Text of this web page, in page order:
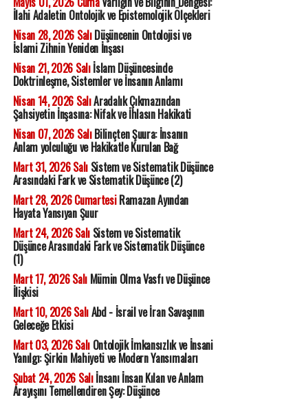
İlahi Adaletin Ontolojik ve Epistemolojik Ölçekleri
Nisan 28, 2026 SalıDüşüncenin Ontolojisi ve
İslami Zihnin Yeniden İnşası
Nisan 21, 2026 Salıİslam Düşüncesinde
Doktrinleşme, Sistemler ve İnsanın Anlamı
Nisan 14, 2026 SalıAradalık Çıkmazından
Şahsiyetin İnşasına: Nifak ve İhlasın Hakikati
Nisan 07, 2026 SalıBilinçten Şuura: İnsanın
Anlam yolculuğu ve Hakikatle Kurulan Bağ
Mart 31, 2026 SalıSistem ve Sistematik Düşünce
Arasındaki Fark ve Sistematik Düşünce (2)
Mart 28, 2026 CumartesiRamazan Ayından
Hayata Yansıyan Şuur
Mart 24, 2026 SalıSistem ve Sistematik
Düşünce Arasındaki Fark ve Sistematik Düşünce
(1)
Mart 17, 2026 SalıMümin Olma Vasfı ve Düşünce
İlişkisi
Mart 10, 2026 SalıAbd - İsrail ve İran Savaşının
Geleceğe Etkisi
Mart 03, 2026 SalıOntolojik İmkansızlık ve İnsani
Yanılgı: Şirkin Mahiyeti ve Modern Yansımaları
Şubat 24, 2026 Salıİnsanı İnsan Kılan ve Anlam
Arayışını Temellendiren Şey: Düşünce